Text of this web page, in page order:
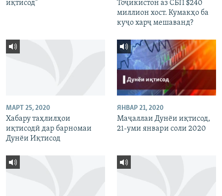
иқтисод"
Тоҷикистон аз СБП $240
миллион хост. Кумакҳо ба
куҷо харҷ мешаванд?
МАРТ 25, 2020
Хабару таҳлилҳои
иқтисодӣ дар барномаи
Дунёи Иқтисод
ЯНВАР 21, 2020
Маҷаллаи Дунёи иқтисод,
21-уми январи соли 2020